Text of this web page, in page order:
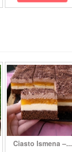
Ciasto Ismena –...